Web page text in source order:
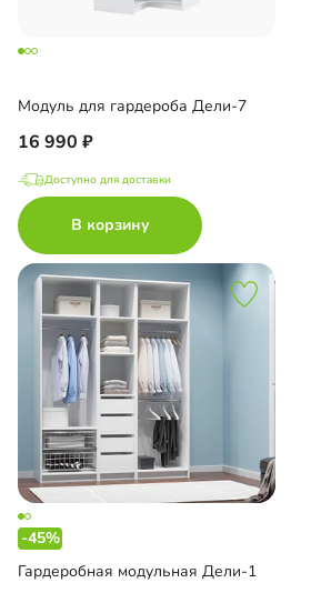
Модуль для гардероба Дели-7
16 990
Доступно для доставки
В корзину
-45%
Гардеробная модульная Дели-1